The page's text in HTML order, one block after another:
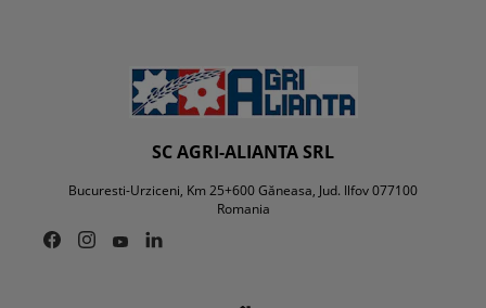
SC AGRI-ALIANTA SRL
Bucuresti-Urziceni, Km 25+600 Găneasa, Jud. Ilfov 077100
Romania